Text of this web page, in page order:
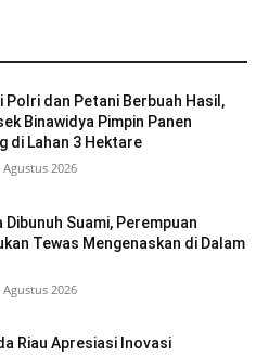
Polri dan Petani Berbuah Hasil,
Binawidya Pimpin Panen
di Lahan 3 Hektare
Agustus 2026
Dibunuh Suami, Perempuan
Tewas Mengenaskan di Dalam
Agustus 2026
Riau Apresiasi Inovasi